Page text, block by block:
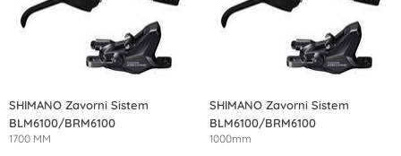
SHIMANO Zavorni Sistem
BLM6100/BRM6100
1700 MM
SHIMANO Zavorni Sistem
BLM6100/BRM6100
1000mm